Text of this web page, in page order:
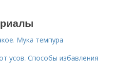
Мука темпура
усов. Способы избавления